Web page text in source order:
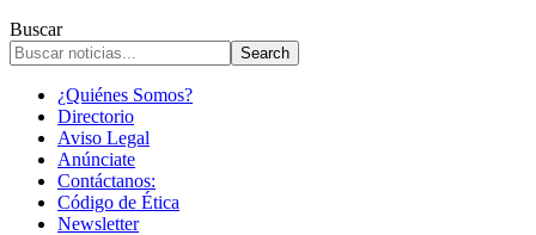
Buscar
¿Quiénes Somos?
Directorio
Aviso Legal
Anúnciate
Contáctanos:
Código de Ética
Newsletter